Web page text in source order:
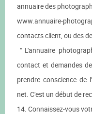
annuaire des
www.annuaire-
contacts client, ou des
" L'annuaire
contact et demandes
prendre conscience de
net. C'est un début de
14. Connaissez-vous